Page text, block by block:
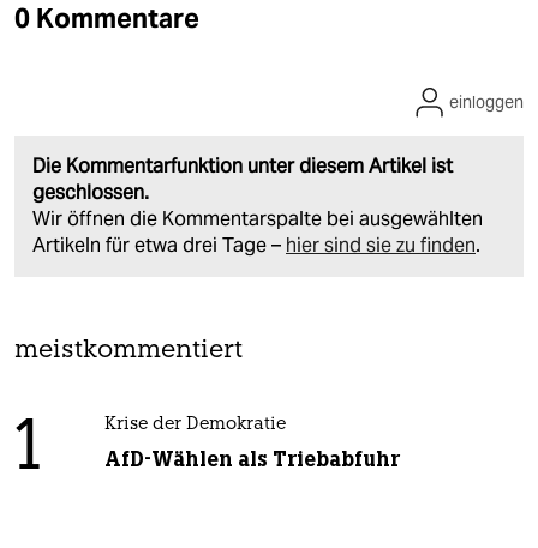
0 Kommentare
Die Kommentarfunktion unter diesem Artikel ist
geschlossen.
Wir öffnen die Kommentarspalte bei ausgewählten
Artikeln für etwa drei Tage – hier sind sie zu finden.
einloggen
meistkommentiert
1 Krise der Demokratie
AfD-Wählen als Triebabfuhr